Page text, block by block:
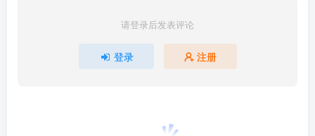
请登录后发表评论
登录 注册